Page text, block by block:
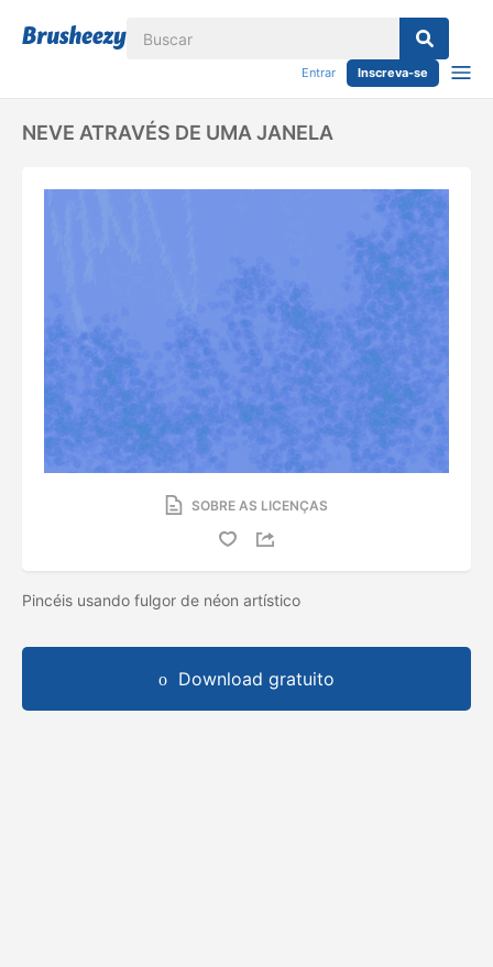
Entrar Inscreva-se
NEVE ATRAVÉS DE UMA JANELA
SOBRE AS LICENÇAS
Pincéis usando fulgor de néon artístico
Download gratuito